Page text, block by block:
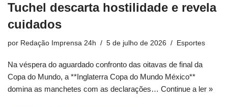
Tuchel descarta hostilidade e revela
cuidados
por Redação Imprensa 24h 5 de julho de 2026 Esportes
Na véspera do aguardado confronto das oitavas de final da
Copa do Mundo, a **Inglaterra Copa do Mundo México**
domina as manchetes com as declarações… Continue a ler »